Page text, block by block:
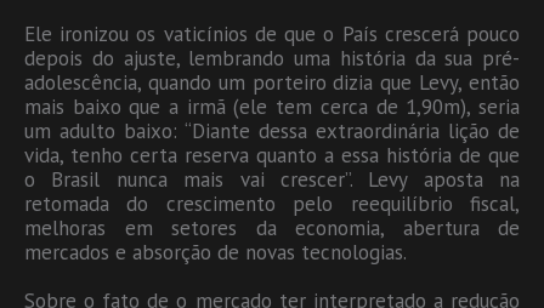
Ele ironizou os vaticínios de que o País crescerá pouco
depois do ajuste, lembrando uma história da sua pré-
adolescência, quando um porteiro dizia que Levy, então
mais baixo que a irmã (ele tem cerca de 1,90m), seria
um adulto baixo: “Diante dessa extraordinária lição de
vida, tenho certa reserva quanto a essa história de que
o Brasil nunca mais vai crescer”. Levy aposta na
retomada do crescimento pelo reequilíbrio fiscal,
melhoras em setores da economia, abertura de
mercados e absorção de novas tecnologias.
Sobre o fato de o mercado ter interpretado a redução